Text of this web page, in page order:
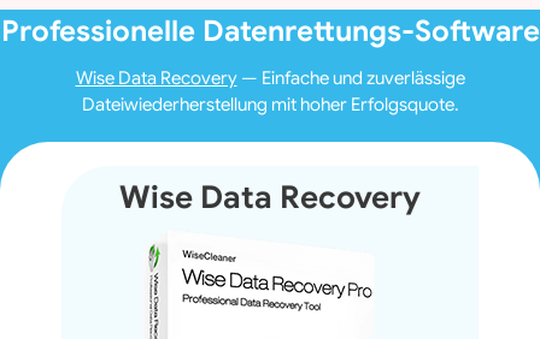
Professionelle Datenrettungs-Software
Wise Data Recovery— Einfache und zuverlässige
Dateiwiederherstellung mit hoher Erfolgsquote.
Wise Data Recovery